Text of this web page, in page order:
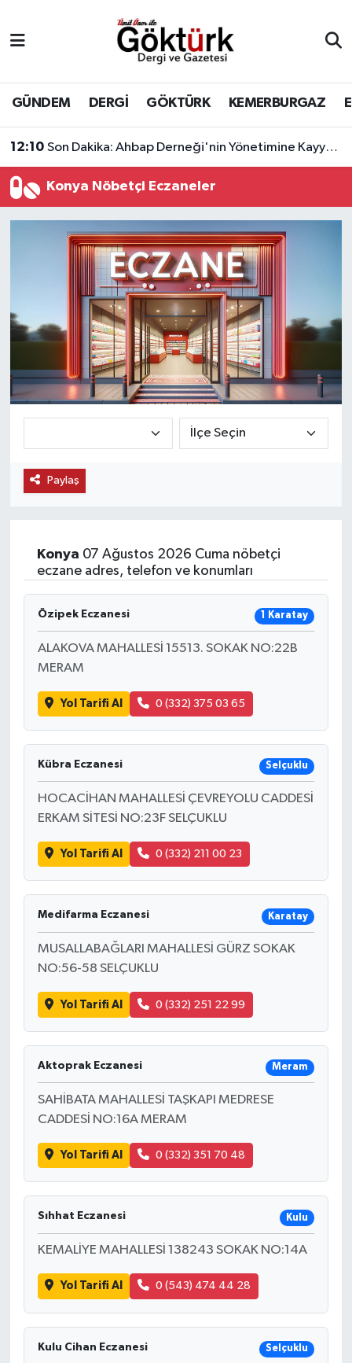
GÜNDEM DERGİ GÖKTÜRK KEMERBURGAZ
12:10 Son Dakika: Ahbap Derneği'nin Yönetimine Kayyum Atandı
Konya Nöbetçi Eczaneler
Paylaş
Konya 07 Ağustos 2026 Cuma nöbetçi
eczane adres, telefon ve konumları
Özipek Eczanesi 1 Karatay
ALAKOVA MAHALLESİ 15513. SOKAK NO:22B
MERAM
Yol Tarifi Al 0 (332) 375 03 65
Kübra Eczanesi Selçuklu
HOCACİHAN MAHALLESİ ÇEVREYOLU CADDESİ
ERKAM SİTESİ NO:23F SELÇUKLU
Yol Tarifi Al 0 (332) 211 00 23
Medifarma Eczanesi Karatay
MUSALLABAĞLARI MAHALLESİ GÜRZ SOKAK
NO:56-58 SELÇUKLU
Yol Tarifi Al 0 (332) 251 22 99
Aktoprak Eczanesi Meram
SAHİBATA MAHALLESİ TAŞKAPI MEDRESE
CADDESİ NO:16A MERAM
Yol Tarifi Al 0 (332) 351 70 48
Sıhhat Eczanesi Kulu
KEMALİYE MAHALLESİ 138243 SOKAK NO:14A
Yol Tarifi Al 0 (543) 474 44 28
Kulu Cihan Eczanesi Selçuklu
BİLİM
DERGİ
DÜNYA
EĞİTİM
EKONOMİ
GÖKTÜRK
GÜNDEM
KEMERBURGAZ
KÜLTÜR - SANAT
SPOR
TEKNOLOJİ
TİCARET
YAŞAM
Eyüpsultan Hava Durumu
Eyüpsultan Trafik Yoğunluk Haritası
Süper Lig Puan Durumu ve Fikstür
Tüm Manşetler
Son Dakika Haberleri
Haber Arşivi